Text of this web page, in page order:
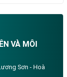
VÀ MÔI
Sơn - Hoà